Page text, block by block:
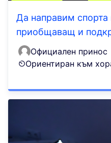
Да направим спорта
приобщаващ и
Официален принос
Ориентиран към